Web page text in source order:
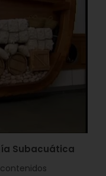
Subacuática